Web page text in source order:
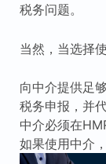
税务问题。
当然，当选择
向中介提供足
税务申报，并
中介必须在
如果使用中介